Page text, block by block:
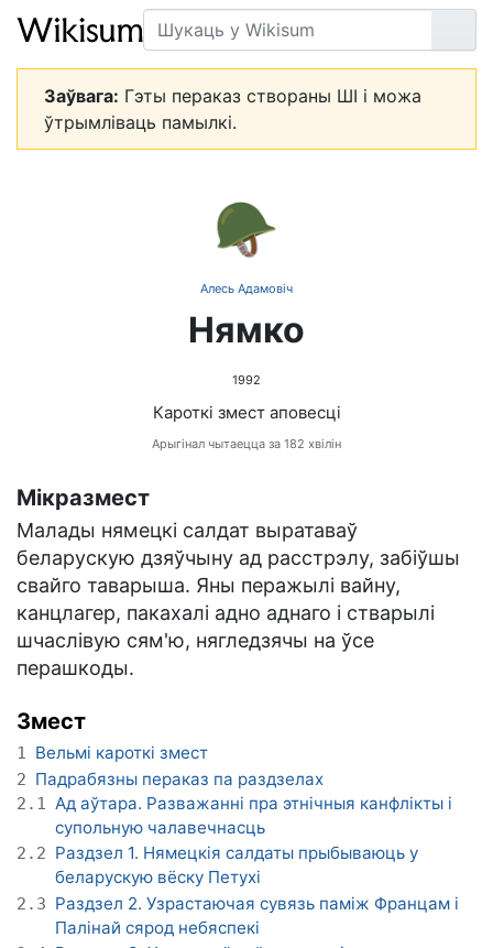
Пошук
Заўвага: Гэты пераказ створаны ШІ і можа
ўтрымліваць памылкі.
🪖
Алесь Адамовіч
Нямко
1992
Кароткі змест аповесці
Арыгінал чытаецца за 182 хвілін
Мікразмест
Малады нямецкі салдат выратаваў
беларускую дзяўчыну ад расстрэлу, забіўшы
свайго таварыша. Яны перажылі вайну,
канцлагер, пакахалі адно аднаго і стварылі
шчаслівую сям'ю, нягледзячы на ўсе
перашкоды.
Змест
1 Вельмі кароткі змест
2 Падрабязны пераказ па раздзелах
2.1
Ад аўтара. Разважанні пра этнічныя канфлікты і
супольную чалавечнасць
2.2 Раздзел 1. Нямецкія салдаты прыбываюць у
беларускую вёску Петухі
2.3 Раздзел 2. Узрастаючая сувязь паміж Францам і
Палінай сярод небяспекі